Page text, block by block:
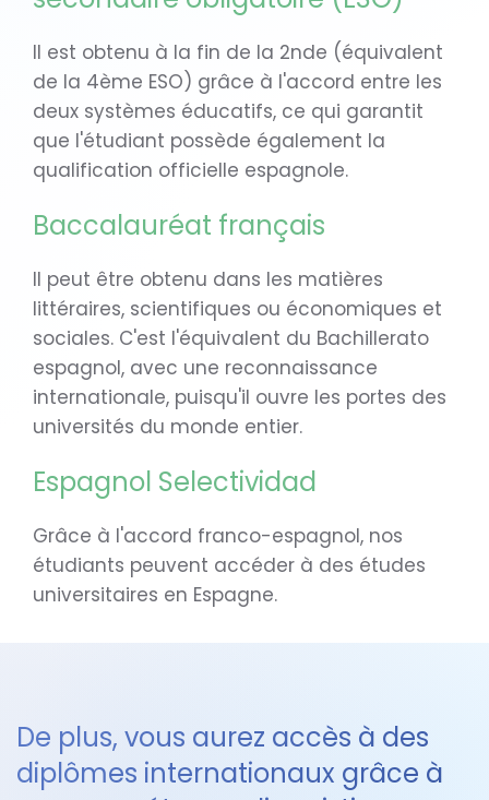
Il est obtenu à la fin de la 2nde (équivalent
de la 4ème ESO) grâce à l'accord entre les
deux systèmes éducatifs, ce qui garantit
que l'étudiant possède également la
qualification officielle espagnole.
Baccalauréat français
Il peut être obtenu dans les matières
littéraires, scientifiques ou économiques et
sociales. C'est l'équivalent du Bachillerato
espagnol, avec une reconnaissance
internationale, puisqu'il ouvre les portes des
universités du monde entier.
Espagnol Selectividad
Grâce à l'accord franco-espagnol, nos
étudiants peuvent accéder à des études
universitaires en Espagne.
De plus, vous aurez accès à des
diplômes internationaux grâce à